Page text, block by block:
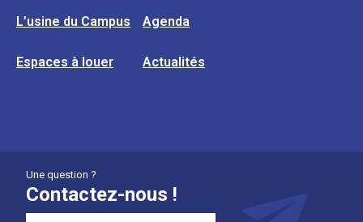
L’usine du Campus Agenda
Espaces à louer Actualités
Une question ?
Contactez-nous !